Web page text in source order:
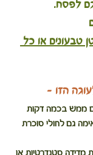
לפסח.
טבעונים או כל
הזו -
ממש בכמה דקות
גם לחולי סוכרת
מדידה סטנדרטיות או